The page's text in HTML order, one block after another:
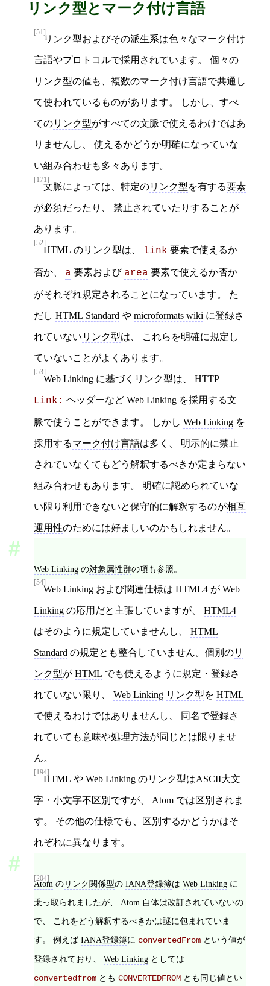
リンク型とマーク付け言語
[51]
リンク型およびその派生系は色々なマーク付け
言語やプロトコルで採用されています。 個々の
リンク型の値も、複数のマーク付け言語で共通し
て使われているものがあります。 しかし、すべ
てのリンク型がすべての文脈で使えるわけではあ
りませんし、 使えるかどうか明確になっていな
い組み合わせも多々あります。
[171]
文脈によっては、特定のリンク型を有する要素
が必須だったり、 禁止されていたりすることが
あります。
[52]
HTML のリンク型は、 link 要素で使えるか
否か、 a 要素および area 要素で使えるか否か
がそれぞれ規定されることになっています。 た
だし HTML Standard や microformats wiki に登録さ
れていない リンク型は、 これらを明確に規定し
ていないことがよくあります。
[53]
Web Linking に基づく リンク型は、 HTTP
Link: ヘッダーなど Web Linking を採用する文
脈で使うことができます。 しかし Web Linking を
採用するマーク付け言語は多く、 明示的に禁止
されていなくてもどう解釈するべきか定まらない
組み合わせもあります。 明確に認められていな
い限り利用できないと保守的に解釈するのが相互
運用性のためには好ましいのかもしれません。
Web Linking の対象属性群の項も参照。
[54]
Web Linking および関連仕様は HTML4 が Web
Linking の応用だと主張していますが、 HTML4
はそのように規定していませんし、 HTML
Standard の規定とも整合していません。個別のリ
ンク型が HTML でも使えるように規定・登録さ
れていない限り、 Web Linking リンク型を HTML
で使えるわけではありませんし、 同名で登録さ
れていても意味や処理方法が同じとは限りませ
ん。
[194]
HTML や Web Linking のリンク型はASCII大文
字・小文字不区別 ですが、 Atom では区別されま
す。 その他の仕様でも、区別するかどうかはそ
れぞれに異なります。
[204]
Atom のリンク関係型の IANA登録簿は Web Linking に
乗っ取られましたが、 Atom 自体は改訂されていないの
で、 これをどう解釈するべきかは謎に包まれていま
す。 例えばIANA登録簿に convertedFrom という値が
登録されており、 Web Linking としては
convertedfrom とも CONVERTEDFROM とも同じ値とい